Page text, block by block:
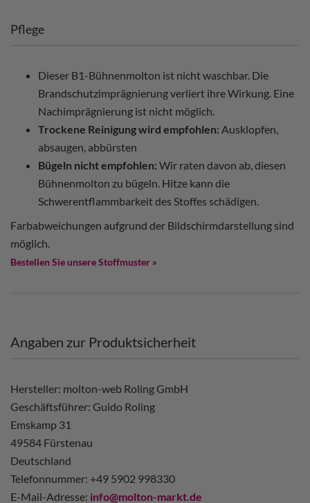
Pflege
Dieser B1-Bühnenmolton ist nicht waschbar. Die
Brandschutzimprägnierung verliert ihre Wirkung. Eine
Nachimprägnierung ist nicht möglich.
Trockene Reinigung wird empfohlen: Ausklopfen,
absaugen, abbürsten
Bügeln nicht empfohlen: Wir raten davon ab, diesen
Bühnenmolton zu bügeln. Hitze kann die
Schwerentflammbarkeit des Stoffes schädigen.
Farbabweichungen aufgrund der Bildschirmdarstellung sind
möglich.
Bestellen Sie unsere Stoffmuster »
Angaben zur Produktsicherheit
Hersteller: molton-web Roling GmbH
Geschäftsführer: Guido Roling
Emskamp 31
49584 Fürstenau
Deutschland
Telefonnummer: +49 5902 998330
E-Mail-Adresse: info@molton-markt.de